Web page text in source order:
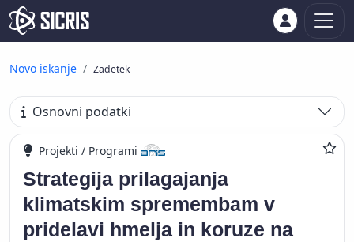
Novo iskanje Zadetek
Osnovni podatki
Projekti / Programi
Strategija prilagajanja
klimatskim spremembam v
pridelavi hmelja in koruze na